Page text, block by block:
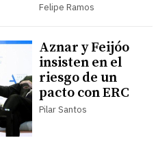
Felipe Ramos
Aznar y Feijóo
insisten en el
riesgo de un
pacto con ERC
Pilar Santos